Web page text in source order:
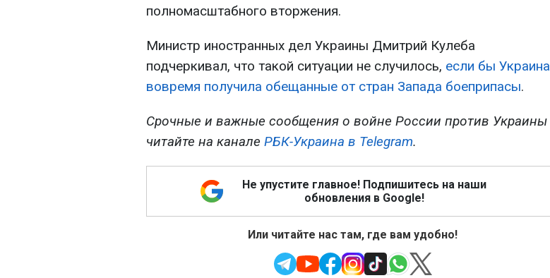
полномасштабного вторжения.
Министр иностранных дел Украины Дмитрий Кулеба
подчеркивал, что такой ситуации не случилось, если бы Украина
вовремя получила обещанные от стран Запада боеприпасы.
Срочные и важные сообщения о войне России против Украины
читайте на канале РБК-Украина в Telegram.
Не упустите главное! Подпишитесь на наши
обновления в Google!
Или читайте нас там, где вам удобно!